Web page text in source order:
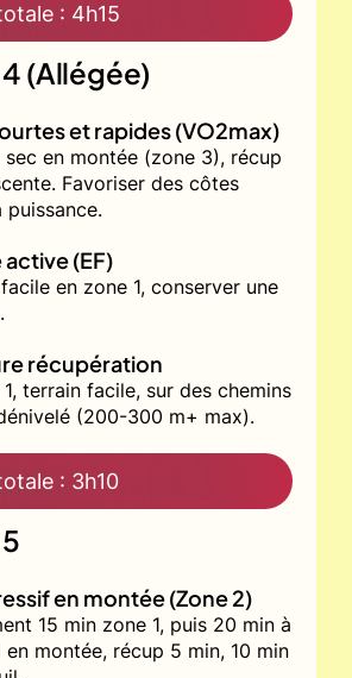
: 4h15
(Allégée)
et rapides (VO2max)
en montée (zone 3), récup
Favoriser des côtes
puissance.
active (EF)
en zone 1, conserver une
récupération
terrain facile, sur des chemins
(200-300 m+ max).
: 3h10
en montée (Zone 2)
15 min zone 1, puis 20 min à
en montée, récup 5 min, 10 min